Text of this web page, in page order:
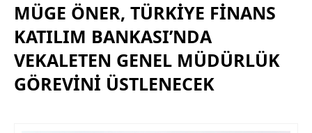
MÜGE ÖNER, TÜRKIYE FINANS
KATILIM BANKASI’NDA
VEKALETEN GENEL MÜDÜRLÜK
GÖREVINI ÜSTLENECEK